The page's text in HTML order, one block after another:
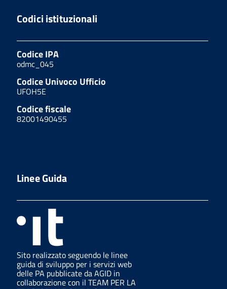
Codici istituzionali
Codice IPA
odmc_045
Codice Univoco Ufficio
UFOH5E
Codice fiscale
82001490455
Linee Guida
Sito realizzato seguendo le linee
guida di sviluppo per i servizi web
delle PA pubblicate da AGID in
collaborazione con il TEAM PER LA